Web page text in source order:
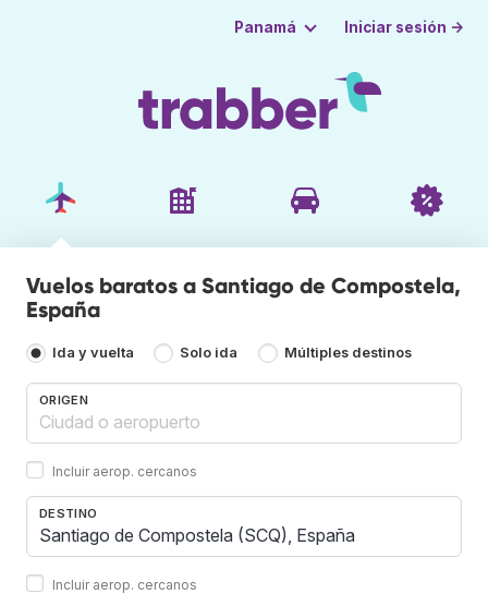
Panamá Iniciar sesión →
Vuelos baratos a Santiago de Compostela,
España
Ida y vuelta Solo ida Múltiples destinos
ORIGEN
Incluir aerop. cercanos
DESTINO
Incluir aerop. cercanos